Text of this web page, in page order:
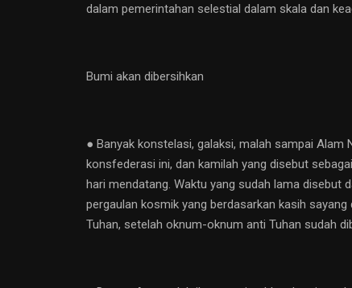
dalam pemerintahan selestial dalam skala dan
Bumi akan dibersihkan
● Banyak konstelasi, galaksi, malah sampai
konsfederasi ini, dan kamilah yang disebut
hari mendatang. Waktu yang sudah lama disebut
pergaulan kosmik yang berdasarkan kasih
Tuhan, setelah oknum-oknum anti Tuhan sudah